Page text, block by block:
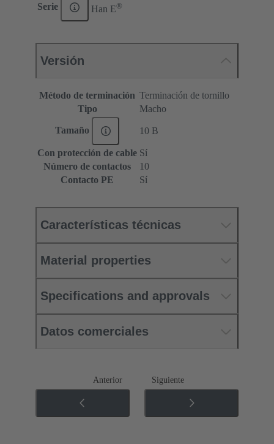
Serie Han E®
Versión
Método de terminación Terminación de tornillo
Tipo
Macho
Tamaño 10 B
Con protección de cable Sí
Número de contactos
10
Contacto PE
Sí
Características técnicas
Material properties
Specifications and approvals
Datos comerciales
Anterior Siguiente